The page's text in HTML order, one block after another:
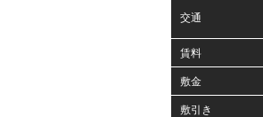
交通
賃料
敷金
敷引き